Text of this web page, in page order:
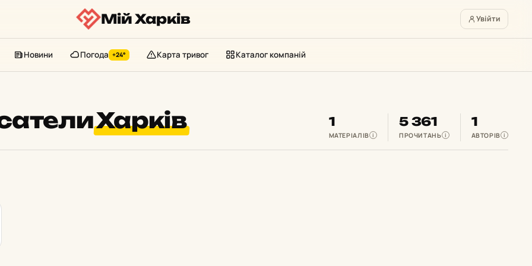
Мій Харків Увійти
Новини Погода +24° Карта тривог Каталог компаній
Харків 1
МАТЕРІАЛІВ i
5 361
ПРОЧИТАНЬ i
1
АВТОРІВ i